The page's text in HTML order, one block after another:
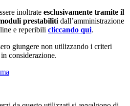
inoltrate esclusivamente tramite il
prestabiliti dall’amministrazione
e reperibili cliccando qui.
giungere non utilizzando i criteri
considerazione.